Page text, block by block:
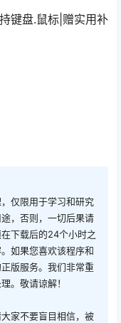
键盘.鼠标|赠实用补
仅限用于学习和研究
，否则，一切后果请
下载后的24个小时之
如果您喜欢该程序和
版服务。我们非常重
。敬请谅解！
家不要盲目相信，被